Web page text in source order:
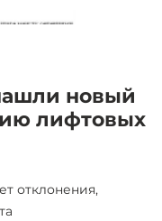
новый
лифтовых
отклонения,